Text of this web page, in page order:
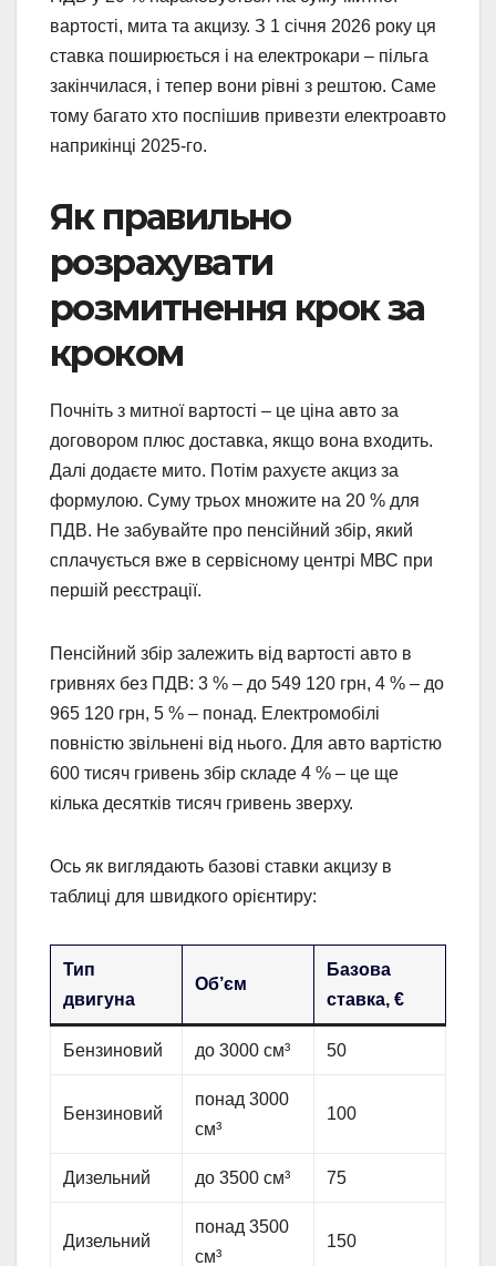
вартості, мита та акцизу. З 1 січня 2026 року ця
ставка поширюється і на електрокари – пільга
закінчилася, і тепер вони рівні з рештою. Саме
тому багато хто поспішив привезти електроавто
наприкінці 2025-го.
Як правильно
розрахувати
розмитнення крок за
кроком
Почніть з митної вартості – це ціна авто за
договором плюс доставка, якщо вона входить.
Далі додаєте мито. Потім рахуєте акциз за
формулою. Суму трьох множите на 20 % для
ПДВ. Не забувайте про пенсійний збір, який
сплачується вже в сервісному центрі МВС при
першій реєстрації.
Пенсійний збір залежить від вартості авто в
гривнях без ПДВ: 3 % – до 549 120 грн, 4 % – до
965 120 грн, 5 % – понад. Електромобілі
повністю звільнені від нього. Для авто вартістю
600 тисяч гривень збір складе 4 % – це ще
кілька десятків тисяч гривень зверху.
Ось як виглядають базові ставки акцизу в
таблиці для швидкого орієнтиру:
Тип
двигуна
Об’єм
Базова
ставка, €
Бензиновий до 3000 см³ 50
Бензиновий
понад 3000
см³
100
Дизельний до 3500 см³ 75
Дизельний
понад 3500
см³
150